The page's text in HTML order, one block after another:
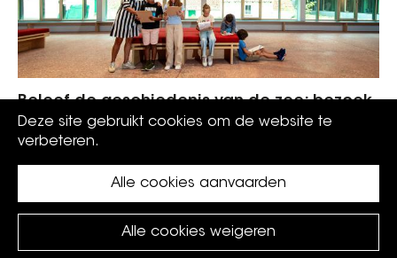
Beleef de geschiedenis van de zee: bezoek
het vernieuwde NAVIGO Visserijmuseum
Deze site gebruikt cookies om de website te
verbeteren.
Alle cookies weigeren
Alle cookies aanvaarden